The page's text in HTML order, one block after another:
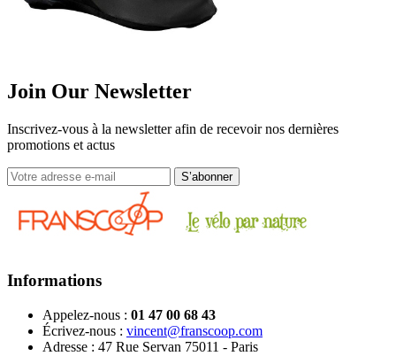
Join Our Newsletter
Inscrivez-vous à la newsletter afin de recevoir nos dernières
promotions et actus
Informations
Appelez-nous : 01 47 00 68 43
Écrivez-nous : vincent@franscoop.com
Adresse : 47 Rue Servan 75011 - Paris